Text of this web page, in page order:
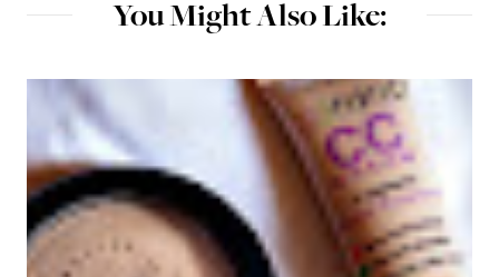
You Might Also Like: